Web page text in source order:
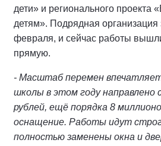
дети» и регионального
детям». Подрядная
февраля, и сейчас работы
прямую.
- Масштаб перемен
школы в этом году направлено
рублей, ещё порядка 8
оснащение. Работы идут
полностью заменены окна и